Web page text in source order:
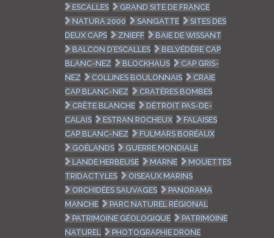
ESCALLES
GRAND SITE DE FRANCE
NATURA 2000
SANGATTE
SITES DES
DEUX CAPS
ZNIEFF
BAIE DE WISSANT
BALCON D’ESCALLES
BELVÉDÈRE CAP
BLANC-NEZ
BLOCKHAUS
CAP GRIS-
NEZ
COLLINES BOULONNAIS
CRAIE
CAP BLANC-NEZ
CRATÈRES BOMBES
CRÊTE BLANCHE
DÉTROIT PAS-DE-
CALAIS
ESTRAN ROCHEUX
FALAISES
CAP BLANC-NEZ
FULMARS BORÉAUX
GOÉLANDS
GUERRE MONDIALE
LANDE HERBEUSE
MARNE
MOUETTES
TRIDACTYLES
OISEAUX MARINS
ORCHIDÉES SAUVAGES
PANORAMA
MANCHE
PARC NATUREL RÉGIONAL
PATRIMOINE GÉOLOGIQUE
PATRIMOINE
NATUREL
PHOTOGRAPHIE DRONE